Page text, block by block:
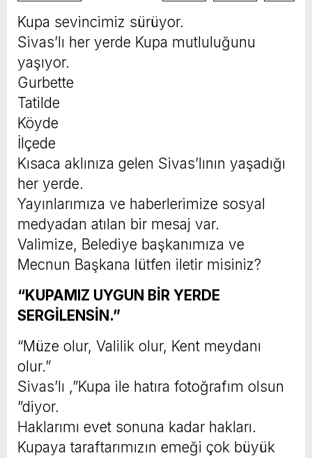
Kupa sevincimiz sürüyor.
Sivas’lı her yerde Kupa mutluluğunu
yaşıyor.
Gurbette
Tatilde
Köyde
İlçede
Kısaca aklınıza gelen Sivas’lının yaşadığı
her yerde.
Yayınlarımıza ve haberlerimize sosyal
medyadan atılan bir mesaj var.
Valimize, Belediye başkanımıza ve
Mecnun Başkana lütfen iletir misiniz?
“KUPAMIZ UYGUN BİR YERDE
SERGİLENSİN.”
“Müze olur, Valilik olur, Kent meydanı
olur.”
Sivas’lı ,”Kupa ile hatıra fotoğrafım olsun
”diyor.
Haklarımı evet sonuna kadar hakları.
Kupaya taraftarımızın emeği çok büyük